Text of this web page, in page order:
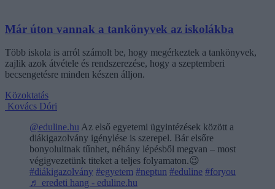
Már úton vannak a tankönyvek az iskolákba
Több iskola is arról számolt be, hogy megérkeztek a tankönyvek,
zajlik azok átvétele és rendszerezése, hogy a szeptemberi
becsengetésre minden készen álljon.
Közoktatás
Kovács Dóri
@eduline.hu Az első egyetemi ügyintézések között a
diákigazolvány igénylése is szerepel. Bár elsőre
bonyolultnak tűnhet, néhány lépésből megvan – most
végigvezetünk titeket a teljes folyamaton.😉
#diákigazolvány #egyetem #neptun #eduline #foryou
♬ eredeti hang - eduline.hu